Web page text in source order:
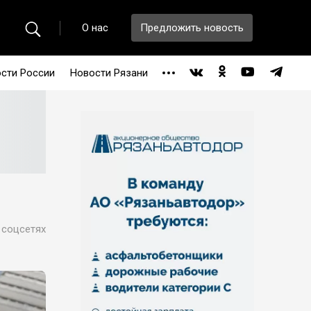
О нас Предложить новость
России Новости Рязани